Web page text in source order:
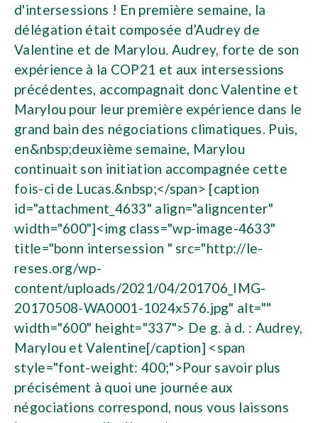
d'intersessions ! En première semaine, la
délégation était composée d’Audrey de
Valentine et de Marylou. Audrey, forte de son
expérience à la COP21 et aux intersessions
précédentes, accompagnait donc Valentine et
Marylou pour leur première expérience dans le
grand bain des négociations climatiques. Puis,
en&nbsp;deuxième semaine, Marylou
continuait son initiation accompagnée cette
fois-ci de Lucas.&nbsp;</span> [caption
id="attachment_4633" align="aligncenter"
width="600"]<img class="wp-image-4633"
title="bonn intersession " src="http://le-
reses.org/wp-
content/uploads/2021/04/201706_IMG-
20170508-WA0001-1024x576.jpg" alt=""
width="600" height="337"> De g. à d. : Audrey,
Marylou et Valentine[/caption] <span
style="font-weight: 400;">Pour savoir plus
précisément à quoi une journée aux
négociations correspond, nous vous laissons